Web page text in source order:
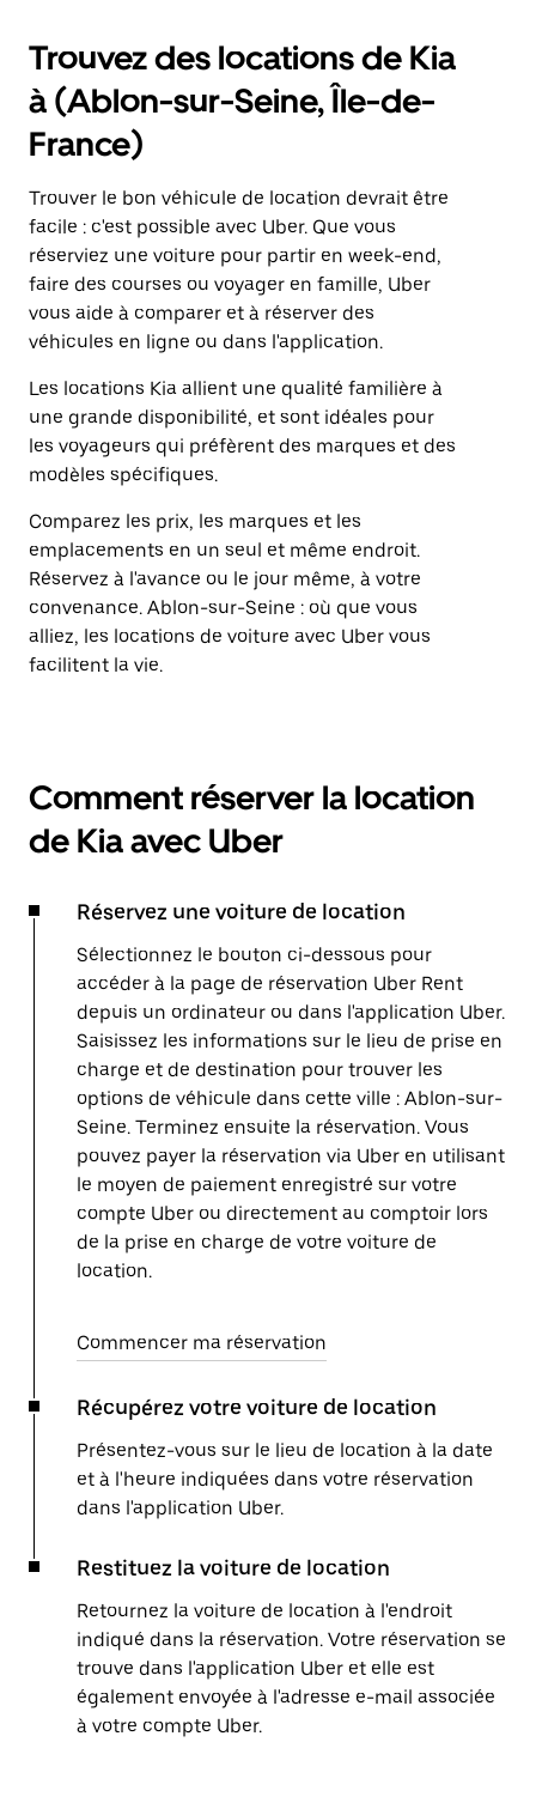
Trouvez des locations de Kia
à (Ablon-sur-Seine, Île-de-
France)
Trouver le bon véhicule de location devrait être
facile : c'est possible avec Uber. Que vous
réserviez une voiture pour partir en week-end,
faire des courses ou voyager en famille, Uber
vous aide à comparer et à réserver des
véhicules en ligne ou dans l'application.
Les locations Kia allient une qualité familière à
une grande disponibilité, et sont idéales pour
les voyageurs qui préfèrent des marques et des
modèles spécifiques.
Comparez les prix, les marques et les
emplacements en un seul et même endroit.
Réservez à l'avance ou le jour même, à votre
convenance. Ablon-sur-Seine : où que vous
alliez, les locations de voiture avec Uber vous
facilitent la vie.
Comment réserver la location
de Kia avec Uber
Réservez une voiture de location
Sélectionnez le bouton ci-dessous pour
accéder à la page de réservation Uber Rent
depuis un ordinateur ou dans l'application Uber.
Saisissez les informations sur le lieu de prise en
charge et de destination pour trouver les
options de véhicule dans cette ville : Ablon-sur-
Seine. Terminez ensuite la réservation. Vous
pouvez payer la réservation via Uber en utilisant
le moyen de paiement enregistré sur votre
compte Uber ou directement au comptoir lors
de la prise en charge de votre voiture de
location.
Commencer ma réservation
Récupérez votre voiture de location
Présentez-vous sur le lieu de location à la date
et à l'heure indiquées dans votre réservation
dans l'application Uber.
Restituez la voiture de location
Retournez la voiture de location à l'endroit
indiqué dans la réservation. Votre réservation se
trouve dans l'application Uber et elle est
également envoyée à l'adresse e-mail associée
à votre compte Uber.